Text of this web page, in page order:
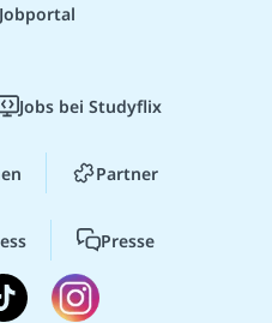
Jobs bei Studyflix
Partner
Presse